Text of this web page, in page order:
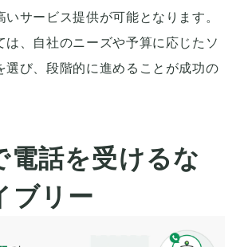
いサービス提供が可能となります。
は、自社のニーズや予算に応じたソ
選び、段階的に進めることが成功の
電話を受けるな
ブリー